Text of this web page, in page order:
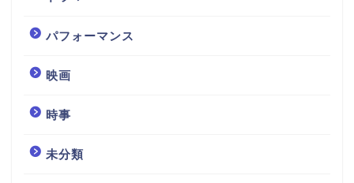
パフォーマンス
映画
時事
未分類